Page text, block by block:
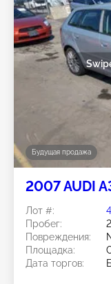
Будущая продажа
2007 AUDI
Лот #:
Пробег:
Повреждения:
Площадка:
Дата торгов: